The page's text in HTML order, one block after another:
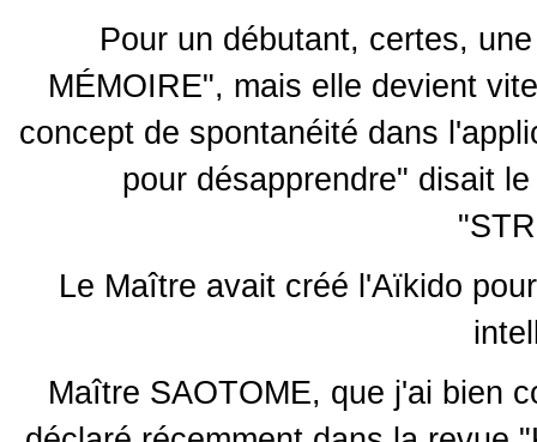
Pour un débutant, certes,
MÉMOIRE", mais elle devient
concept de spontanéité dans
pour désapprendre" disait
Le Maître avait créé l'Aïkido
Maître SAOTOME, que j'ai bien